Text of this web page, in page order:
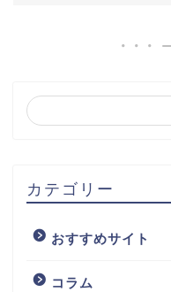
カテゴリー
おすすめサイト
コラム